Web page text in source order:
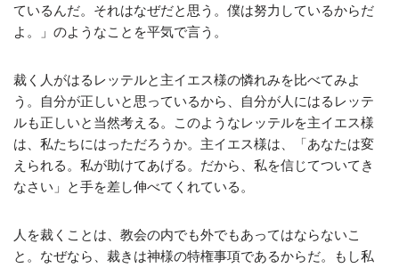
ているんだ。それはなぜだと思う。僕は努力しているからだ
よ。」のようなことを平気で言う。
裁く人がはるレッテルと主イエス様の憐れみを比べてみよ
う。自分が正しいと思っているから、自分が人にはるレッテ
ルも正しいと当然考える。このようなレッテルを主イエス様
は、私たちにはっただろうか。主イエス様は、「あなたは変
えられる。私が助けてあげる。だから、私を信じてついてき
なさい」と手を差し伸べてくれている。
人を裁くことは、教会の内でも外でもあってはならないこ
と。なぜなら、裁きは神様の特権事項であるからだ。もし私